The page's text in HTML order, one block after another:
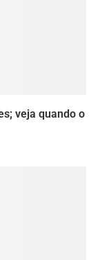
veja quando o